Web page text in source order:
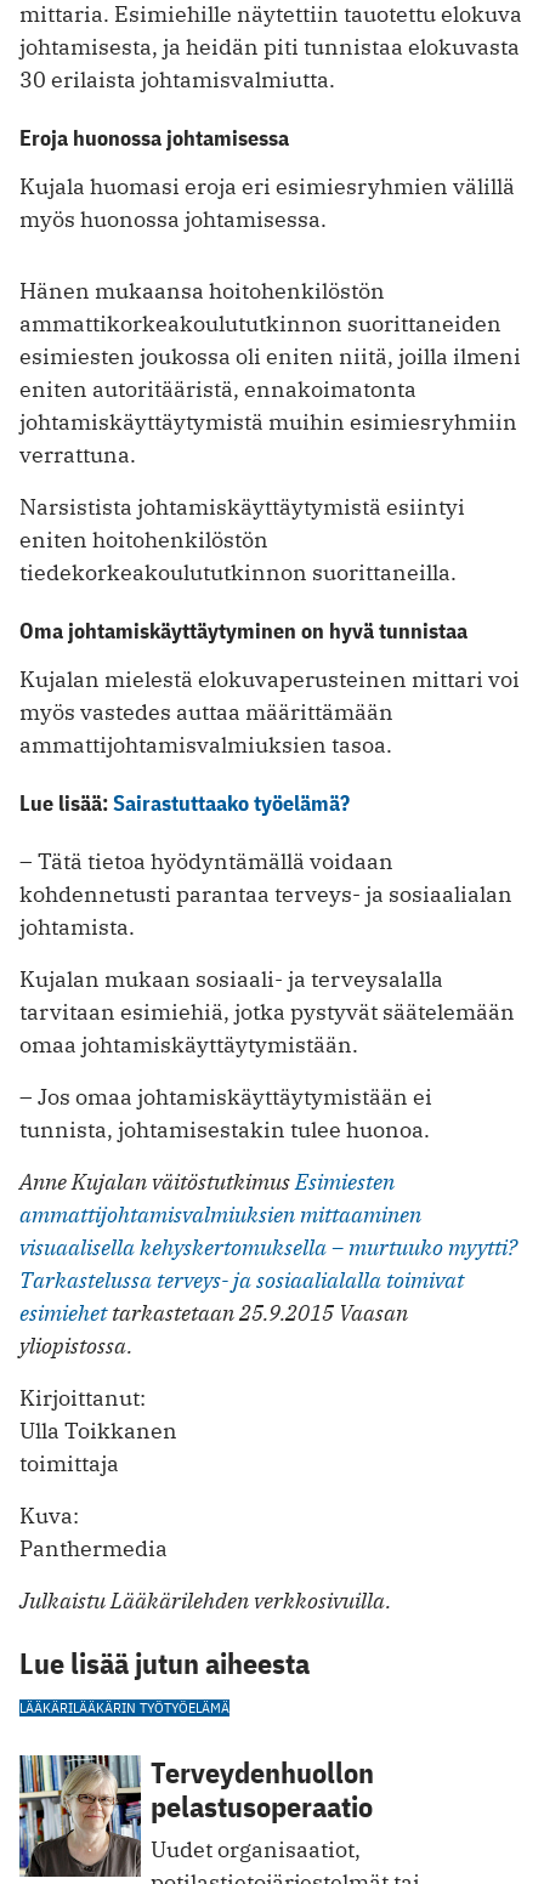
mittaria. Esimiehille näytettiin tauotettu elokuva
johtamisesta, ja heidän piti tunnistaa elokuvasta
30 erilaista johtamisvalmiutta.
Eroja huonossa johtamisessa
Kujala huomasi eroja eri esimiesryhmien välillä
myös huonossa johtamisessa.
Hänen mukaansa hoitohenkilöstön
ammattikorkeakoulututkinnon suorittaneiden
esimiesten joukossa oli eniten niitä, joilla ilmeni
eniten autoritääristä, ennakoimatonta
johtamiskäyttäytymistä muihin esimiesryhmiin
verrattuna.
Narsistista johtamiskäyttäytymistä esiintyi
eniten hoitohenkilöstön
tiedekorkeakoulututkinnon suorittaneilla.
Oma johtamiskäyttäytyminen on hyvä tunnistaa
Kujalan mielestä elokuvaperusteinen mittari voi
myös vastedes auttaa määrittämään
ammattijohtamisvalmiuksien tasoa.
Lue lisää:Sairastuttaako työelämä?
– Tätä tietoa hyödyntämällä voidaan
kohdennetusti parantaa terveys- ja sosiaalialan
johtamista.
Kujalan mukaan sosiaali- ja terveysalalla
tarvitaan esimiehiä, jotka pystyvät säätelemään
omaa johtamiskäyttäytymistään.
– Jos omaa johtamiskäyttäytymistään ei
tunnista, johtamisestakin tulee huonoa.
Anne Kujalan väitöstutkimusEsimiesten
ammattijohtamisvalmiuksien mittaaminen
visuaalisella kehyskertomuksella – murtuuko myytti?
Tarkastelussa terveys- ja sosiaalialalla toimivat
esimiehettarkastetaan 25.9.2015 Vaasan
yliopistossa.
Kirjoittanut:
Ulla Toikkanen
toimittaja
Kuva:
Panthermedia
Julkaistu Lääkärilehden verkkosivuilla.
Lue lisää jutun aiheesta
LÄÄKÄRILÄÄKÄRIN TYÖTYÖELÄMÄ
Terveydenhuollon
pelastusoperaatio
Uudet organisaatiot,